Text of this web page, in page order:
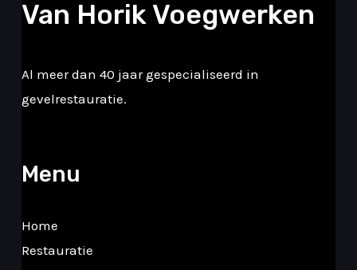
Van Horik Voegwerken
Al meer dan 40 jaar gespecialiseerd in
gevelrestauratie.
Menu
Home
Restauratie